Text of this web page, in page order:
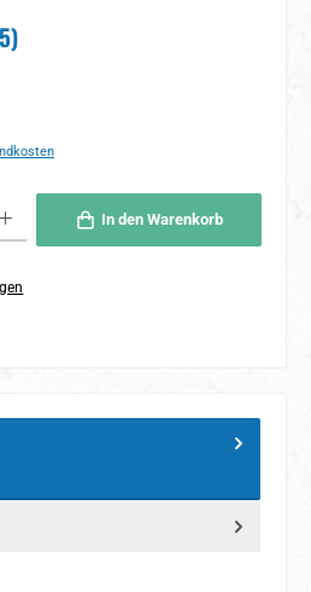
In den Warenkorb